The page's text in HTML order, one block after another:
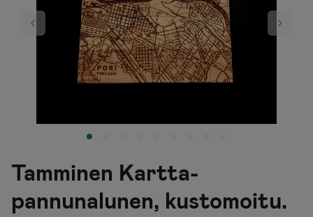
Previous Next
Tamminen Kartta-
pannunalunen, kustomoitu.